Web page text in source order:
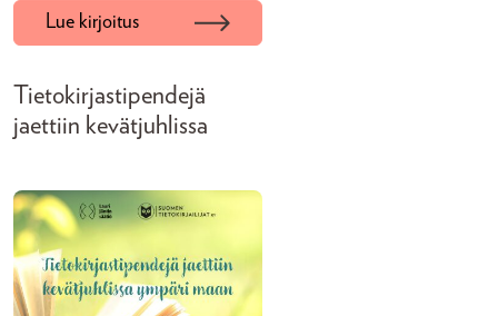
Lue kirjoitus
Tietokirjastipendejä
jaettiin kevätjuhlissa